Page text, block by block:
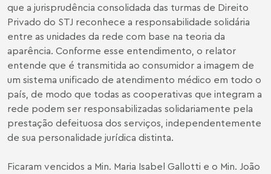
que a jurisprudência consolidada das turmas de Direito
Privado do STJ reconhece a responsabilidade solidária
entre as unidades da rede com base na teoria da
aparência. Conforme esse entendimento, o relator
entende que é transmitida ao consumidor a imagem de
um sistema unificado de atendimento médico em todo o
país, de modo que todas as cooperativas que integram a
rede podem ser responsabilizadas solidariamente pela
prestação defeituosa dos serviços, independentemente
de sua personalidade jurídica distinta.
Ficaram vencidos a Min. Maria Isabel Gallotti e o Min. João